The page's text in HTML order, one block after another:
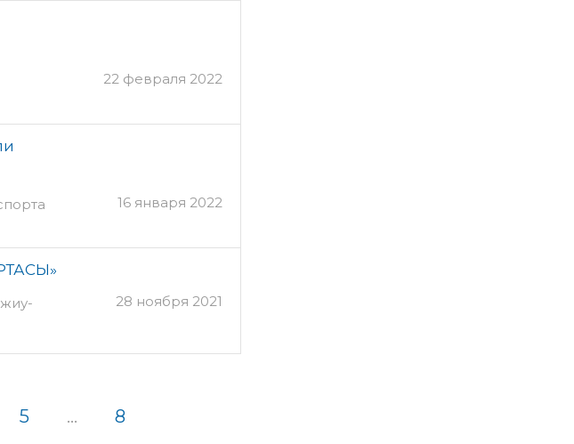
22 февраля 2022
16 января 2022
28 ноября 2021
5 ... 8